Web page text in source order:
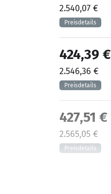
2.540,07 €
424,39 €
2.546,36 €
427,51 €
2.565,05 €